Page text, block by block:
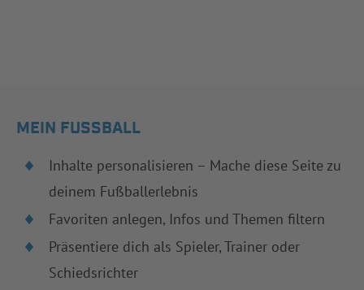
MEIN FUSSBALL
Inhalte personalisieren – Mache diese Seite zu
deinem Fußballerlebnis
Favoriten anlegen, Infos und Themen filtern
Präsentiere dich als Spieler, Trainer oder
Schiedsrichter